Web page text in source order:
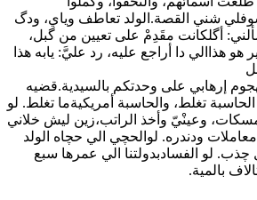
شني القصة.الولد تعاطف وياي، ودگ
أگلكانت مقَدِمْ على تعيين من گبل،
هو هذاالي دا أراجع عليه، رد عليَّ: يابه هذا
إرهابي على وحدتكم بالسيدية.قضيه
تغلط، والحاسبة أمريكيةما تغلط. لو
وعينْيّ وأخذ الراتب،زين ليش خلاني
ودندره. لوالحچي الي حچاه الولد
لو الفسادبدولتنا الي عمرها سبع
بالمية.